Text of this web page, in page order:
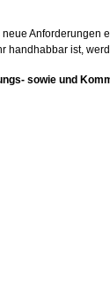
handhabbar ist,
sowie und